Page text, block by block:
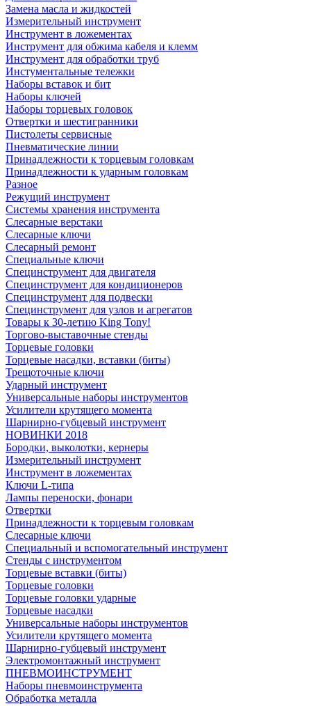
Замена масла и жидкостей
Измерительный инструмент
Инструмент в ложементах
Инструмент для обжима кабеля и клемм
Инструмент для обработки труб
Инстументальные тележки
Наборы вставок и бит
Наборы ключей
Наборы торцевых головок
Отвертки и шестигранники
Пистолеты сервисные
Пневматические линии
Принадлежности к торцевым головкам
Принадлежности к ударным головкам
Разное
Режущий инструмент
Системы хранения инструмента
Слесарные верстаки
Слесарные ключи
Слесарный ремонт
Специальные ключи
Специнструмент для двигателя
Специнструмент для кондиционеров
Специнструмент для подвески
Специнструмент для узлов и агрегатов
Товары к 30-летию King Tony!
Торгово-выставочные стенды
Торцевые головки
Торцевые насадки, вставки (биты)
Трещоточные ключи
Ударный инструмент
Универсальные наборы инструментов
Усилители крутящего момента
Шарнирно-губцевый инструмент
НОВИНКИ 2018
Бородки, выколотки, кернеры
Измерительный инструмент
Инструмент в ложементах
Ключи L-типа
Лампы переноски, фонари
Отвертки
Принадлежности к торцевым головкам
Слесарные ключи
Специальный и вспомогательный инструмент
Стенды с инструментом
Торцевые вставки (биты)
Торцевые головки
Торцевые головки ударные
Торцевые насадки
Универсальные наборы инструментов
Усилители крутящего момента
Шарнирно-губцевый инструмент
Электромонтажный инструмент
ПНЕВМОИНСТРУМЕНТ
Наборы пневмоинструмента
Обработка металла